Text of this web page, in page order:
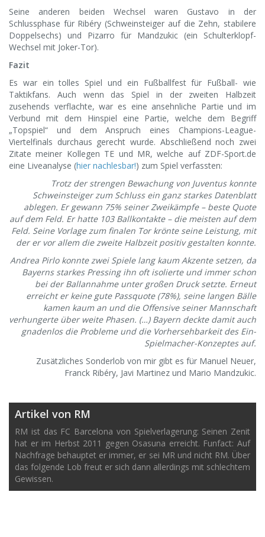
Seine anderen beiden Wechsel waren Gustavo in der
Schlussphase für Ribéry (Schweinsteiger auf die Zehn, stabilere
Doppelsechs) und Pizarro für Mandzukic (ein Schulterklopf-
Wechsel mit Joker-Tor).
Fazit
Es war ein tolles Spiel und ein Fußballfest für Fußball- wie
Taktikfans. Auch wenn das Spiel in der zweiten Halbzeit
zusehends verflachte, war es eine ansehnliche Partie und im
Verbund mit dem Hinspiel eine Partie, welche dem Begriff
„Topspiel“ und dem Anspruch eines Champions-League-
Viertelfinals durchaus gerecht wurde. Abschließend noch zwei
Zitate meiner Kollegen TE und MR, welche auf ZDF-Sport.de
eine Liveanalyse (hier nachlesbar!) zum Spiel verfassten:
Trotz der strengen Bewachung von Juventus konnte
Schweinsteiger zum Schluss ein ganz starkes Datenblatt
ablegen. Er gewann 75% seiner Zweikämpfe – beste Quote
auf dem Feld. Er hatte 103 Ballkontakte – die meisten auf dem
Feld. Seine Vorlage zum finalen Tor krönte seine Leistung, mit
der er vor allem die zweite Halbzeit positiv gestalten konnte.
Andrea Pirlo konnte zwei Spiele lang kaum Akzente setzen, da
Bayerns starkes Pressing ihn oft isolierte und immer schon
bei der Ballannahme unter großen Druck setzte. Erneut
erreicht er keine gute Passquote (78%), seine langen Bälle
kamen kaum an und die Offensive seiner Mannschaft
verhungerte über weite Phasen. (…) Bayern deckte damit auch
gnadenlos die Probleme und die Vorhersehbarkeit des Ein-
Spielmacher-Konzeptes auf.
Zusätzliches Sonderlob von mir gibt es für Manuel Neuer,
Franck Ribéry, Javi Martinez und Mario Mandzukic.
Artikel von RM
RM ist das FC Barcelona von Spielverlagerung: Seinen Zenit
hat er im Herbst 2011 gegen Osasuna erreicht. Funfact: Auf
Nachfrage behauptet er immer, er sei MR und nicht RM. Über
das folgende Lob freut er sich dann allerdings mit schlechtem
Gewissen.